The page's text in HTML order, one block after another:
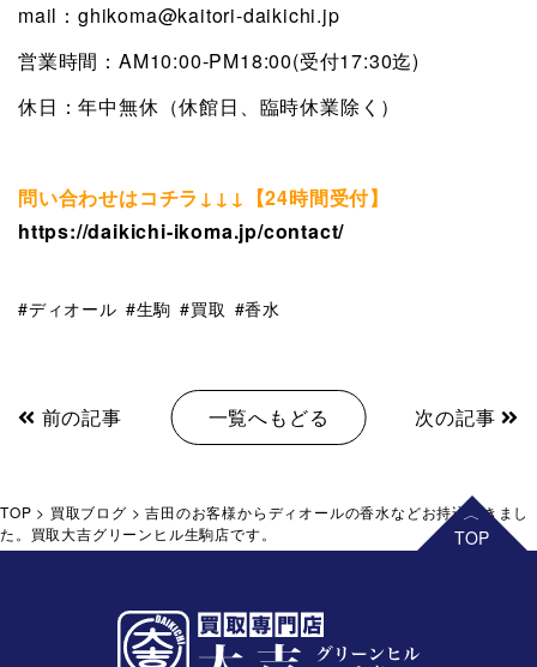
mail：ghikoma@kaitori-daikichi.jp
営業時間：AM10:00-PM18:00(受付17:30迄)
休日：年中無休（休館日、臨時休業除く）
問い合わせはコチラ↓↓↓【24時間受付】
https://daikichi-ikoma.jp/contact/
ディオール 生駒 買取 香水
前の記事 一覧へもどる 次の記事
TOP > 買取ブログ >吉田のお客様からディオールの香水などお持込頂きまし
た。買取大吉グリーンヒル生駒店です。